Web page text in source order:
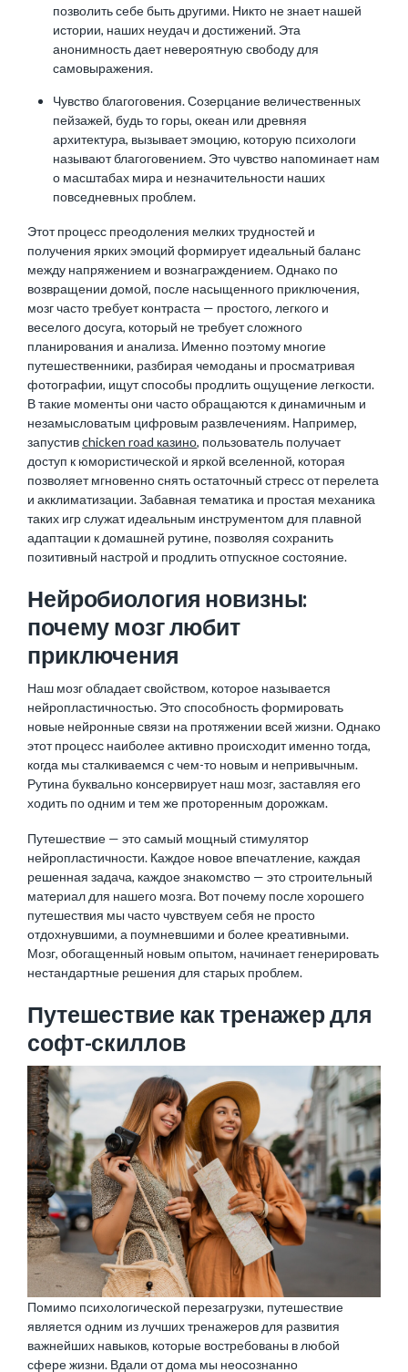
позволить себе быть другими. Никто не знает нашей
истории, наших неудач и достижений. Эта
анонимность дает невероятную свободу для
самовыражения.
Чувство благоговения. Созерцание величественных
пейзажей, будь то горы, океан или древняя
архитектура, вызывает эмоцию, которую психологи
называют благоговением. Это чувство напоминает нам
о масштабах мира и незначительности наших
повседневных проблем.
Этот процесс преодоления мелких трудностей и
получения ярких эмоций формирует идеальный баланс
между напряжением и вознаграждением. Однако по
возвращении домой, после насыщенного приключения,
мозг часто требует контраста — простого, легкого и
веселого досуга, который не требует сложного
планирования и анализа. Именно поэтому многие
путешественники, разбирая чемоданы и просматривая
фотографии, ищут способы продлить ощущение легкости.
В такие моменты они часто обращаются к динамичным и
незамысловатым цифровым развлечениям. Например,
запустивchicken road казино, пользователь получает
доступ к юмористической и яркой вселенной, которая
позволяет мгновенно снять остаточный стресс от перелета
и акклиматизации. Забавная тематика и простая механика
таких игр служат идеальным инструментом для плавной
адаптации к домашней рутине, позволяя сохранить
позитивный настрой и продлить отпускное состояние.
Нейробиология новизны:
почему мозг любит
приключения
Наш мозг обладает свойством, которое называется
нейропластичностью. Это способность формировать
новые нейронные связи на протяжении всей жизни. Однако
этот процесс наиболее активно происходит именно тогда,
когда мы сталкиваемся с чем-то новым и непривычным.
Рутина буквально консервирует наш мозг, заставляя его
ходить по одним и тем же проторенным дорожкам.
Путешествие — это самый мощный стимулятор
нейропластичности. Каждое новое впечатление, каждая
решенная задача, каждое знакомство — это строительный
материал для нашего мозга. Вот почему после хорошего
путешествия мы часто чувствуем себя не просто
отдохнувшими, а поумневшими и более креативными.
Мозг, обогащенный новым опытом, начинает генерировать
нестандартные решения для старых проблем.
Путешествие как тренажер для
софт-скиллов
Помимо психологической перезагрузки, путешествие
является одним из лучших тренажеров для развития
важнейших навыков, которые востребованы в любой
сфере жизни. Вдали от дома мы неосознанно